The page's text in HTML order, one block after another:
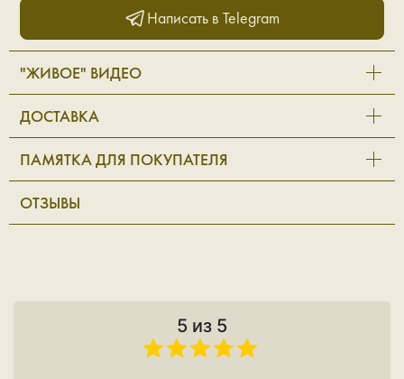
Написать в Telegram
"ЖИВОЕ" ВИДЕО
ДОСТАВКА
ПАМЯТКА ДЛЯ ПОКУПАТЕЛЯ
ОТЗЫВЫ
5 из 5